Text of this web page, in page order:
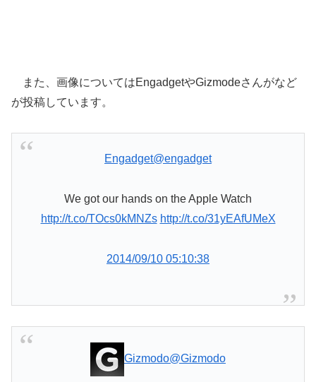
また、画像についてはEngadgetやGizmodeさんがなど
が投稿しています。
Engadget@engadget
We got our hands on the Apple Watch
http://t.co/TOcs0kMNZs http://t.co/31yEAfUMeX
2014/09/10 05:10:38
Gizmodo@Gizmodo